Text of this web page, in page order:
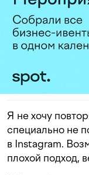
Я не хочу
специально не
в Instagram.
плохой подход,